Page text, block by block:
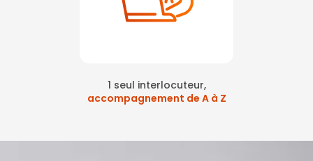
1 seul interlocuteur,
accompagnement de A à Z